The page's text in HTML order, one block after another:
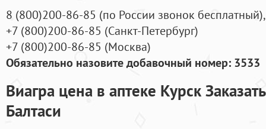
8 (800)200-86-85 (по России звонок бесплатный),
+7 (800)200-86-85 (Санкт-Петербург)
+7 (800)200-86-85 (Москва)
Обязательно назовите добавочный номер: 3533
Виагра цена в аптеке Курск
Балтаси